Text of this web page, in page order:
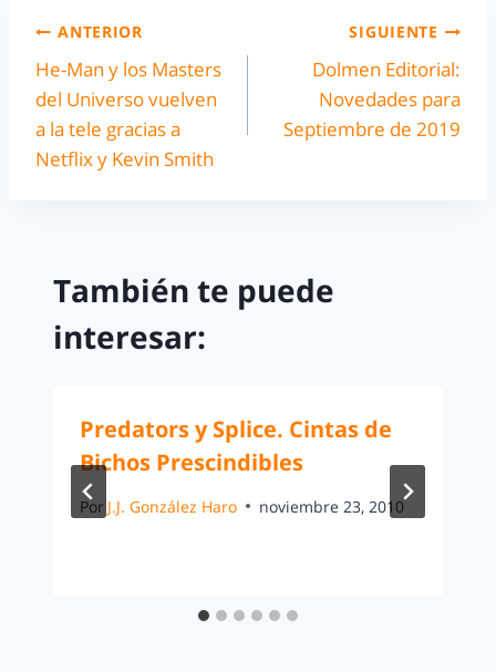
ANTERIOR
He-Man y los Masters
del Universo vuelven
a la tele gracias a
Netflix y Kevin Smith
SIGUIENTE
Dolmen Editorial:
Novedades para
Septiembre de 2019
También te puede
interesar:
Predators y Splice. Cintas de
Bichos Prescindibles
Por J.J. González Haro noviembre 23, 2010